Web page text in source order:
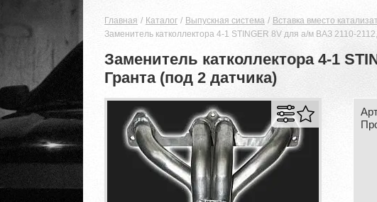
Главная Каталог Выпускная система
Вставка вместо
Заменитель катколлектора 4-1 STINGER 8V для а/м ВАЗ 2110-
Заменитель катколлектора 4-1
Гранта (под 2 датчика)